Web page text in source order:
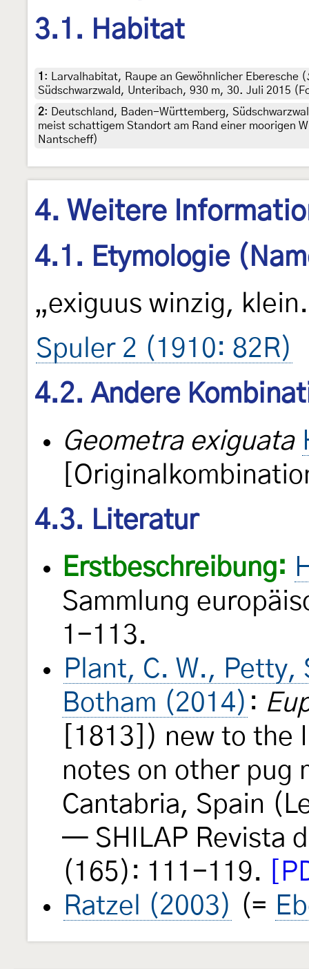
3.1. Habitat
1 : Larvalhabitat, Raupe an Gewöhnlicher Eberesche (
Südschwarzwald, Unteribach, 930 m, 30. Juli 2015
2:
Deutschland, Baden-Württemberg,
meist schattigem Standort am Rand einer moorigen
Nantscheff)
4. Weitere
4.1. Etymologie
„exiguus winzig,
Spuler 2 (1910: 82R)
4.2. Andere
Geometra exiguata
4.3. Literatur
Erstbeschreibung:
Sammlung
1-113.
Plant, C. W., Petty,
Botham (2014) :
[1813]) new to the
notes on other pug
Cantabria, Spain
— SHILAP Revista
(165): 111-119.
Ratzel (2003) (=